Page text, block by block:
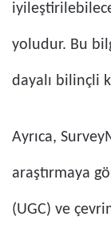
yoludur. Bu
dayalı bilinçli
Ayrıca,
araştırmaya
(UGC) ve